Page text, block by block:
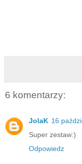
6 komentarzy:
JolaK 16
Super zestaw:)
Odpowiedz